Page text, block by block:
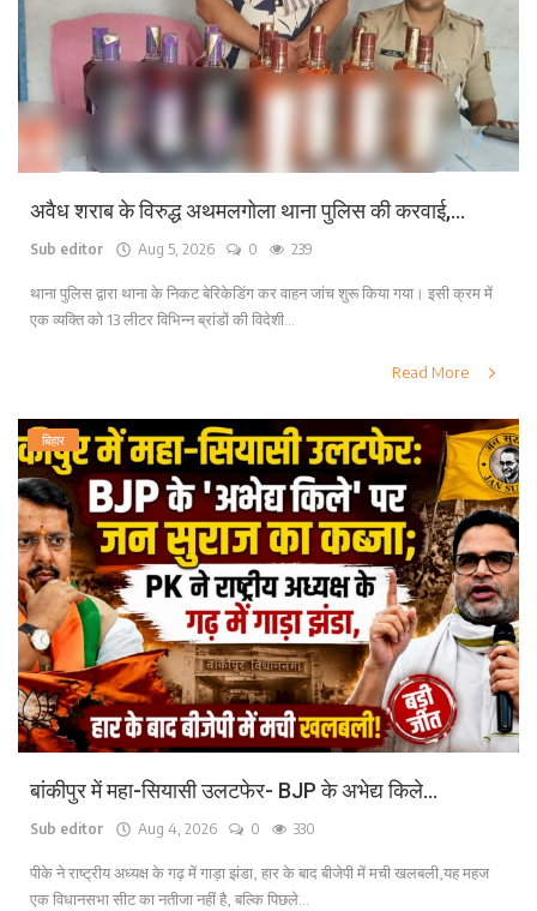
अवैध शराब के विरुद्ध अथमलगोला थाना पुलिस की करवाई,...
Sub editor Aug 5, 2026 0 239
थाना पुलिस द्वारा थाना के निकट बेरिकेडिंग कर वाहन जांच शुरू किया गया। इसी क्रम में
एक व्यक्ति को 13 लीटर विभिन्न ब्रांडों की विदेशी...
Read More
बिहार
बांकीपुर में महा-सियासी उलटफेर- BJP के अभेद्य किले...
Sub editor Aug 4, 2026 0 330
पीके ने राष्ट्रीय अध्यक्ष के गढ़ में गाड़ा झंडा, हार के बाद बीजेपी में मची खलबली,यह महज
एक विधानसभा सीट का नतीजा नहीं है, बल्कि पिछले...